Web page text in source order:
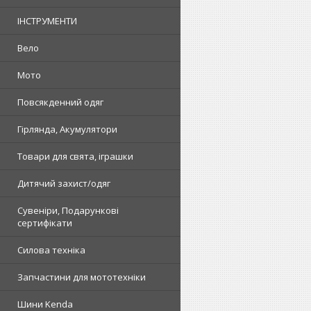
ІНСТРУМЕНТИ
Вело
Мото
Повсякденний одяг
Гірлянда, Акумулятори
Товари для свята, іграшки
Дитячий захист/одяг
Сувеніри, Подарункові
сертифікати
Силова техніка
Запчастини для мототехніки
Шини Kenda